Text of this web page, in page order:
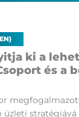
ki a
és a
üzleti stratégiává